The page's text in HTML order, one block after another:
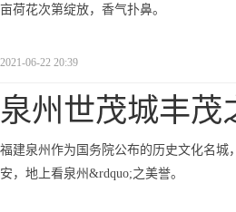
亩荷花次第绽放，香气扑鼻。
2021-06-22 20:39
泉州世茂城丰茂
福建泉州作为国务院公布的历史文化名城
安，地上看泉州&rdquo;之美誉。